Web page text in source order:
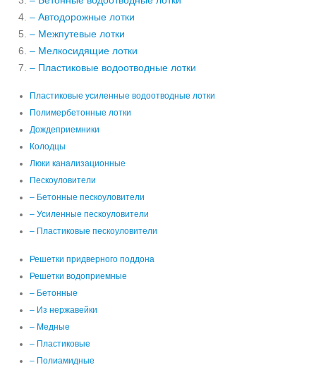
– Автодорожные лотки
– Межпутевые лотки
– Мелкосидящие лотки
– Пластиковые водоотводные лотки
Пластиковые усиленные водоотводные лотки
Полимербетонные лотки
Дождеприемники
Колодцы
Люки канализационные
Пескоуловители
– Бетонные пескоуловители
– Усиленные пескоуловители
– Пластиковые пескоуловители
Решетки придверного поддона
Решетки водоприемные
– Бетонные
– Из нержавейки
– Медные
– Пластиковые
– Полиамидные